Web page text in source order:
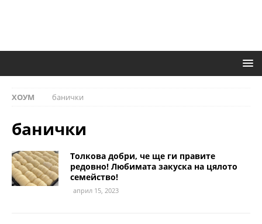
ХОУМ банички
банички
Толкова добри, че ще ги правите
редовно! Любимата закуска на цялото
семейство!
април 15, 2023